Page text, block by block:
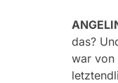
das?
war von